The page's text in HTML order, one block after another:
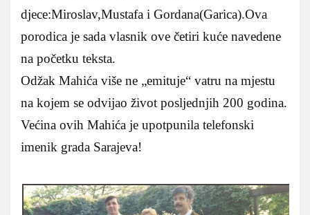
djece:Miroslav,Mustafa i Gordana(Garica).Ova
porodica je sada vlasnik ove četiri kuće navedene
na početku teksta.
Odžak Mahića više ne „emituje“ vatru na mjestu
na kojem se odvijao život posljednjih 200 godina.
Većina ovih Mahića je upotpunila telefonski
imenik grada Sarajeva!